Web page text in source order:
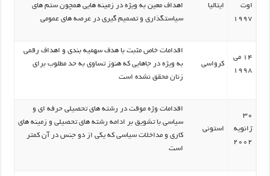
اوت
1997
ایتالیا
اهداف معین به ویژه در زمینه هایی همچون ستم های
سیاستگذاری و تصمیم گیری در عرصه های عمومی
14 می
1998
کرواسی
اقدامات خاص مثبت با هدف سهمیه بندی و اهداف رقمی
به ویژه در جاهایی که هنوز تساوی به حد مطلوب برای
زنان محقق نشده است
30
ژانویه
2002
استونی
اقدامات وژه موقت در رشته های تحصیلی حرفه ای و
سیاسی با تشویق بر ادامه رشته های تحصیلی و زمینه های
کاری و مداخلات سیاسی که یکی از دو جنس در آن کمتر
است